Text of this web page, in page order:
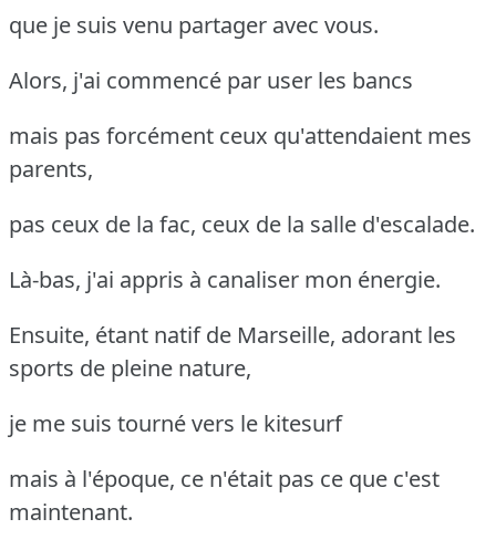
que je suis venu partager avec vous.
Alors, j'ai commencé par user les bancs
mais pas forcément ceux qu'attendaient mes
parents,
pas ceux de la fac, ceux de la salle d'escalade.
Là-bas, j'ai appris à canaliser mon énergie.
Ensuite, étant natif de Marseille, adorant les
sports de pleine nature,
je me suis tourné vers le kitesurf
mais à l'époque, ce n'était pas ce que c'est
maintenant.